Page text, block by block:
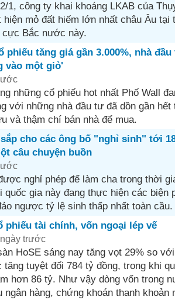
1, công ty khai khoáng LKAB của
hiện mỏ đất hiếm lớn nhất châu Âu tại
cực Bắc nước này.
phiếu tăng giá gần 3.000%, nhà
vào một giỏ'
những cổ phiếu hot nhất Phố Wall
với những nhà đầu tư đã dồn gần
và thậm chí bán nhà để mua.
cho các ông bố "nghỉ sinh" tới
câu chuyện buồn
nghỉ phép để làm cha trong thời
quốc gia này đang thực hiện các biện
ngược tỷ lệ sinh thấp nhất toàn cầu.
phiếu tài chính, vốn ngoại lép vế
trước
HoSE sáng nay tăng vọt 29% so
tuyệt đối 784 tỷ đồng, trong khi
hơn 86 tỷ. Như vậy dòng vốn trong
ngân hàng, chứng khoán thanh khoản